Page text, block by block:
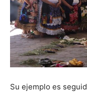
Su ejemplo es